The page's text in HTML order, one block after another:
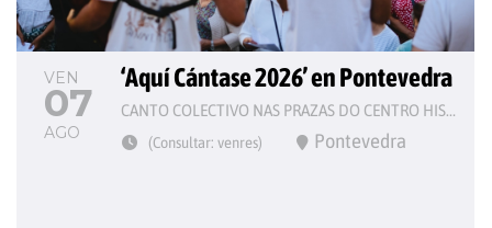
VEN
07
AGO
‘Aquí Cántase 2026’ en Pontevedra
CANTO COLECTIVO NAS PRAZAS DO CENTRO HISTÓRICO
(Consultar: venres) Pontevedra